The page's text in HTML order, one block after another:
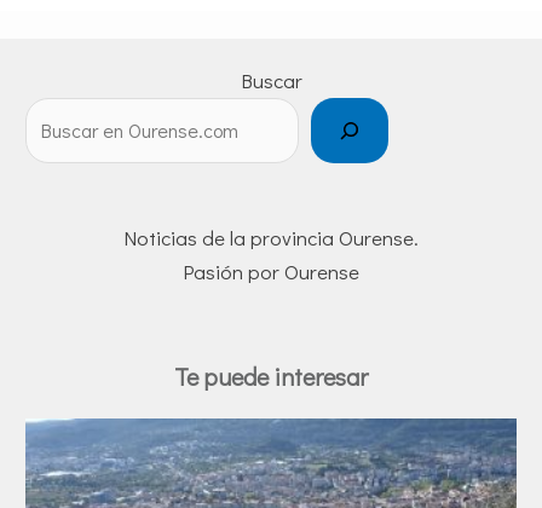
Buscar
Noticias de la provincia Ourense.
Pasión por Ourense
Te puede interesar